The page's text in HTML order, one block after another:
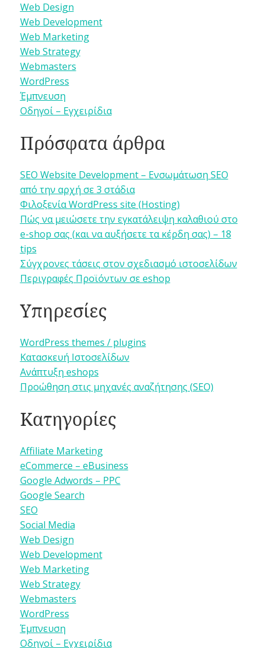
Web Design
Web Development
Web Marketing
Web Strategy
Webmasters
WordPress
Έμπνευση
Οδηγοί – Εγχειρίδια
Πρόσφατα άρθρα
SEO Website Development – Ενσωμάτωση SEO
από την αρχή σε 3 στάδια
Φιλοξενία WordPress site (Hosting)
Πώς να μειώσετε την εγκατάλειψη καλαθιού στο
e-shop σας (και να αυξήσετε τα κέρδη σας) – 18
tips
Σύγχρονες τάσεις στον σχεδιασμό ιστοσελίδων
Περιγραφές Προϊόντων σε eshop
Υπηρεσίες
WordPress themes / plugins
Κατασκευή Ιστοσελίδων
Ανάπτυξη eshops
Προώθηση στις μηχανές αναζήτησης (SEO)
Κατηγορίες
Affiliate Marketing
eCommerce – eBusiness
Google Adwords – PPC
Google Search
SEO
Social Media
Web Design
Web Development
Web Marketing
Web Strategy
Webmasters
WordPress
Έμπνευση
Οδηγοί – Εγχειρίδια